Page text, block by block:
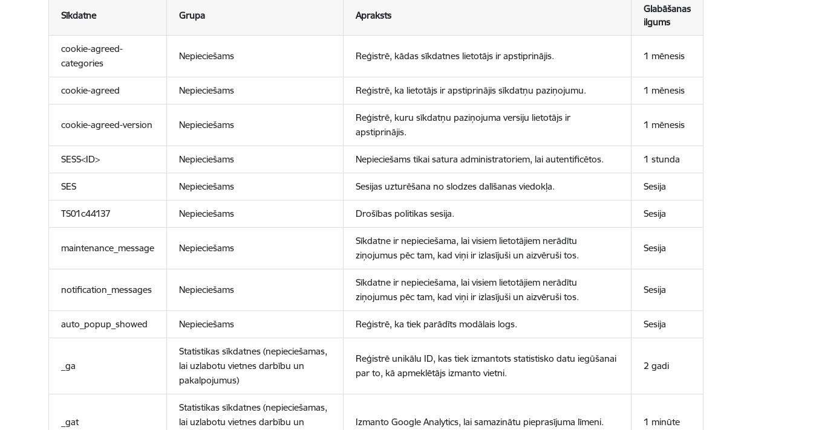
Sīkdatne Grupa Apraksts
Glabāšanas
ilgums
cookie-agreed-
categories
Nepieciešams Reģistrē, kādas sīkdatnes lietotājs ir apstiprinājis. 1 mēnesis
cookie-agreed Nepieciešams Reģistrē, ka lietotājs ir apstiprinājis sīkdatņu paziņojumu. 1 mēnesis
cookie-agreed-version Nepieciešams
Reģistrē, kuru sīkdatņu paziņojuma versiju lietotājs ir
apstiprinājis.
1 mēnesis
SESS<ID> Nepieciešams Nepieciešams tikai satura administratoriem, lai autentificētos. 1 stunda
SES Nepieciešams Sesijas uzturēšana no slodzes dalīšanas viedokļa. Sesija
TS01c44137 Nepieciešams Drošības politikas sesija. Sesija
maintenance_message Nepieciešams
Sīkdatne ir nepieciešama, lai visiem lietotājiem nerādītu
ziņojumus pēc tam, kad viņi ir izlasījuši un aizvēruši tos.
Sesija
notification_messages Nepieciešams
Sīkdatne ir nepieciešama, lai visiem lietotājiem nerādītu
ziņojumus pēc tam, kad viņi ir izlasījuši un aizvēruši tos.
Sesija
auto_popup_showed Nepieciešams Reģistrē, ka tiek parādīts modālais logs. Sesija
_ga
Statistikas sīkdatnes (nepieciešamas,
lai uzlabotu vietnes darbību un
pakalpojumus)
Reģistrē unikālu ID, kas tiek izmantots statistisko datu iegūšanai
par to, kā apmeklētājs izmanto vietni.
2 gadi
_gat
Statistikas sīkdatnes (nepieciešamas,
lai uzlabotu vietnes darbību un
Izmanto Google Analytics, lai samazinātu pieprasījuma līmeni. 1 minūte